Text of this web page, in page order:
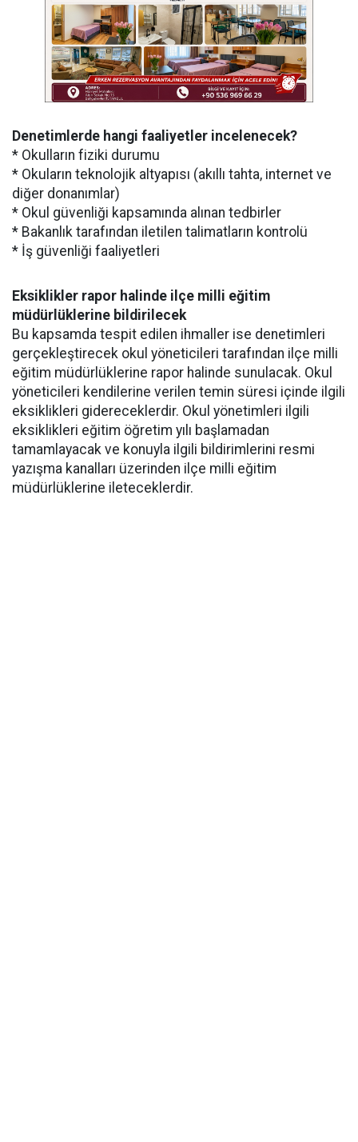
Denetimlerde hangi faaliyetler incelenecek?
* Okulların fiziki durumu
* Okuların teknolojik altyapısı (akıllı tahta, internet ve
diğer donanımlar)
* Okul güvenliği kapsamında alınan tedbirler
* Bakanlık tarafından iletilen talimatların kontrolü
* İş güvenliği faaliyetleri
Eksiklikler rapor halinde ilçe milli eğitim
müdürlüklerine bildirilecek
Bu kapsamda tespit edilen ihmaller ise denetimleri
gerçekleştirecek okul yöneticileri tarafından ilçe milli
eğitim müdürlüklerine rapor halinde sunulacak. Okul
yöneticileri kendilerine verilen temin süresi içinde ilgili
eksiklikleri gidereceklerdir. Okul yönetimleri ilgili
eksiklikleri eğitim öğretim yılı başlamadan
tamamlayacak ve konuyla ilgili bildirimlerini resmi
yazışma kanalları üzerinden ilçe milli eğitim
müdürlüklerine ileteceklerdir.